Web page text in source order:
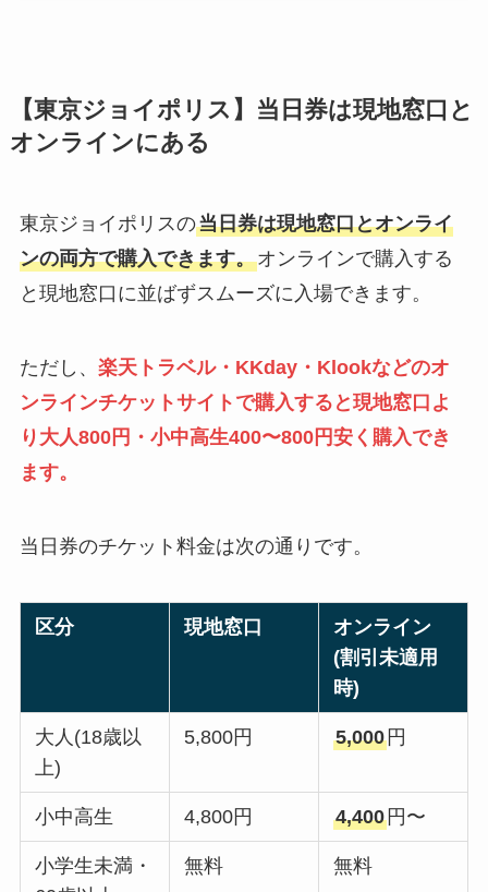
【東京ジョイポリス】当日券は現地窓口と
オンラインにある
東京ジョイポリスの当日券は現地窓口とオンライ
ンの両方で購入できます。オンラインで購入する
と現地窓口に並ばずスムーズに入場できます。
ただし、 楽天トラベル・KKday・Klookなどのオ
ンラインチケットサイトで購入すると現地窓口よ
り大人800円・小中高生400〜800円安く購入でき
ます。
当日券のチケット料金は次の通りです。
区分 現地窓口
オンライン
(割引未適用
時)
大人(18歳以
上)
5,800円 5,000 円
小中高生 4,800円 4,400 円〜
小学生未満・
無料 無料